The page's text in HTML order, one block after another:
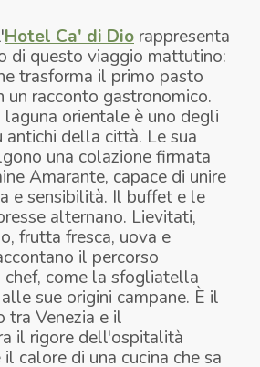
Hotel Ca' di Dio rappresenta
di questo viaggio mattutino:
trasforma il primo pasto
un racconto gastronomico.
orientale è uno degli
antichi della città. Le sua
una colazione firmata
Amarante, capace di unire
e sensibilità. Il buffet e le
alternano. Lievitati,
frutta fresca, uova e
il percorso
come la sfogliatella
sue origini campane. È il
tra Venezia e il
il rigore dell'ospitalità
calore di una cucina che sa